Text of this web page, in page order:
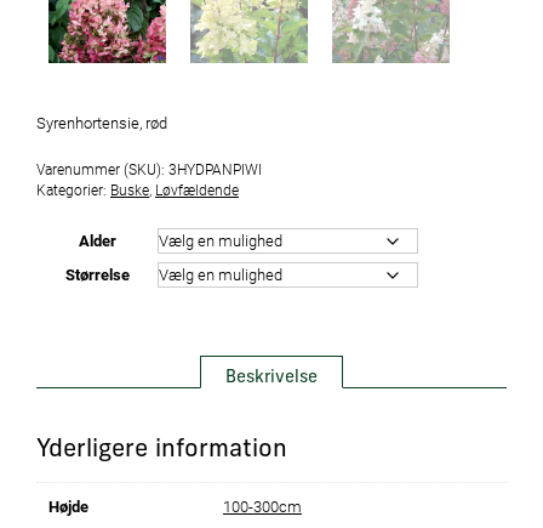
Syrenhortensie, rød
Varenummer (SKU): 3HYDPANPIWI
Kategorier: Buske Løvfældende
Alder
Størrelse
Beskrivelse
Yderligere information
Højde 100-300cm